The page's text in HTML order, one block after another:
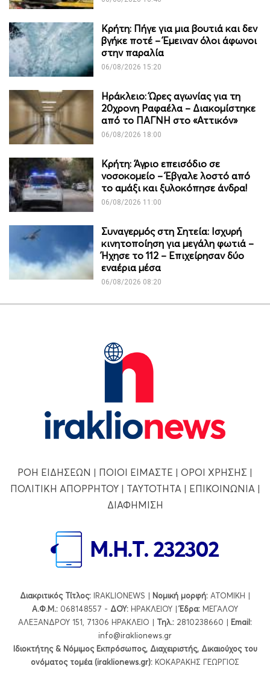
Κρήτη: Πήγε για μια βουτιά και δεν
βγήκε ποτέ – Έμειναν όλοι άφωνοι
στην παραλία
06/08/2026 15:20
Ηράκλειο: Ώρες αγωνίας για τη
20χρονη Ραφαέλα – Διακομίστηκε
από το ΠΑΓΝΗ στο «Αττικόν»
06/08/2026 18:00
Κρήτη: Άγριο επεισόδιο σε
νοσοκομείο – Έβγαλε λοστό από
το αμάξι και ξυλοκόπησε άνδρα!
06/08/2026 11:00
Συναγερμός στη Σητεία: Ισχυρή
κινητοποίηση για μεγάλη φωτιά –
Ήχησε το 112 – Επιχείρησαν δύο
εναέρια μέσα
06/08/2026 08:20
ΡΟΗ ΕΙΔΗΣΕΩΝ | ΠΟΙΟΙ ΕΙΜΑΣΤΕ | ΟΡΟΙ ΧΡΗΣΗΣ |
ΠΟΛΙΤΙΚΗ ΑΠΟΡΡΗΤΟΥ| ΤΑΥΤΟΤΗΤΑ | ΕΠΙΚΟΙΝΩΝΙΑ |
ΔΙΑΦΗΜΙΣΗ
Διακριτικός Τίτλος: IRAKLIONEWS | Νομική μορφή: ΑΤΟΜΙΚΗ |
Α.Φ.Μ.: 068148557 - ΔΟΥ: ΗΡΑΚΛΕΙΟΥ |Έδρα: ΜΕΓΑΛΟΥ
ΑΛΕΞΑΝΔΡΟΥ 151, 71306 ΗΡΑΚΛΕΙΟ | Τηλ.: 2810238660 | Εmail:
info@iraklionews.gr
Ιδιοκτήτης & Νόμιμος Εκπρόσωπος, Διαχειριστής, Δικαιούχος του
ονόματος τομέα (iraklionews.gr): ΚΟΚΑΡΑΚΗΣ ΓΕΩΡΓΙΟΣ